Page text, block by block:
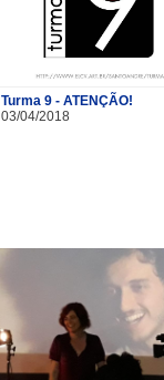
Turma 9 - ATENÇÃO!
03/04/2018